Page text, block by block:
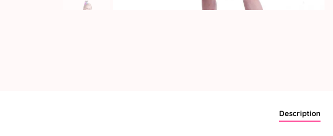
Description